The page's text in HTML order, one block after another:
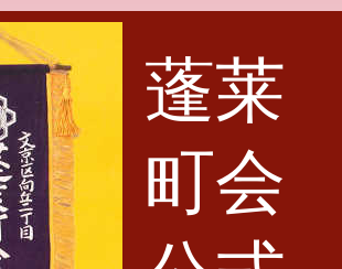
インコンテンツに移動
蓬莱
町会